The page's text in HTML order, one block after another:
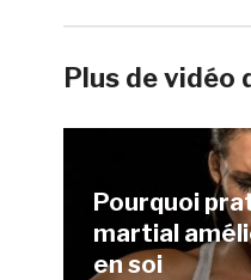
Plus de vidéo
Pourquoi
martial
en soi